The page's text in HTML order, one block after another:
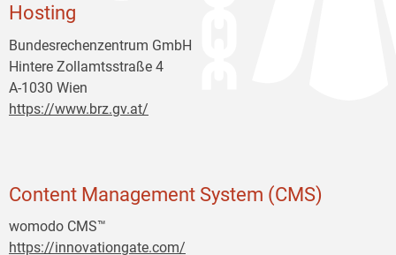
Hosting
Bundesrechenzentrum GmbH
Hintere Zollamtsstraße 4
A-1030 Wien
https://www.brz.gv.at/
Content Management System (CMS)
womodo CMS™
https://innovationgate.com/